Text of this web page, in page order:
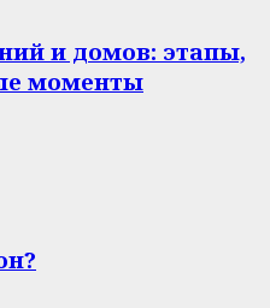
и домов: этапы,
моменты